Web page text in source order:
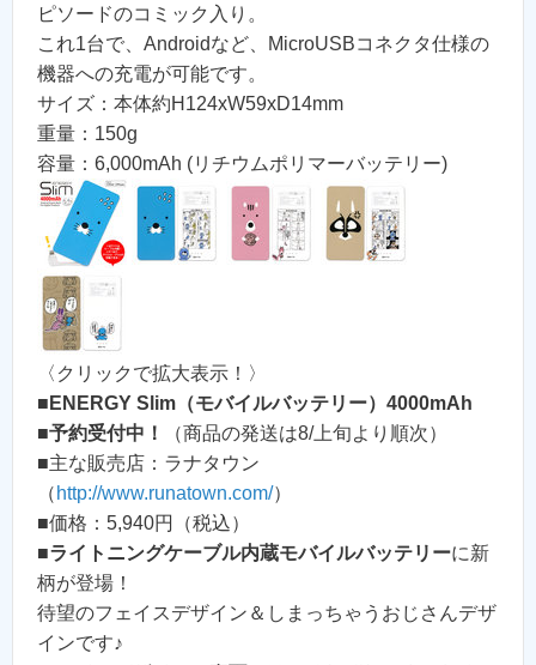
ピソードのコミック入り。
これ1台で、Androidなど、MicroUSBコネクタ仕様の
機器への充電が可能です。
サイズ：本体約H124xW59xD14mm
重量：150g
容量：6,000mAh (リチウムポリマーバッテリー)
〈クリックで拡大表示！〉
■ ENERGY Slim（モバイルバッテリー）4000mAh
■予約受付中！
（商品の発送は8/上旬より順次）
■主な販売店：ラナタウン
（ http://www.runatown.com/）
■価格：5,940円（税込）
■ライトニングケーブル内蔵モバイルバッテリーに新
柄が登場！
待望のフェイスデザイン＆しまっちゃうおじさんデザ
インです♪